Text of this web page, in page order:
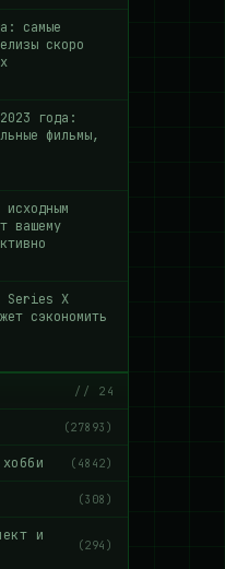
самые
скоро
года:
фильмы,
вашему
Series X
сэкономить
// 24
(27893)
(4842)
(308)
и
(294)